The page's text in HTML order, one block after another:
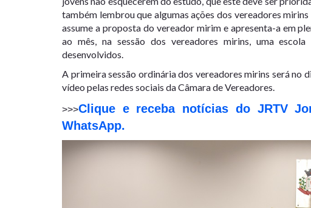
também lembrou que algumas ações dos vereadores
assume a proposta do vereador mirim e apresenta-a em
ao mês, na sessão dos vereadores mirins, uma
desenvolvidos.
A primeira sessão ordinária dos vereadores mirins será no
vídeo pelas redes sociais da Câmara de Vereadores.
>>>Clique e receba notícias do JRTV
WhatsApp.